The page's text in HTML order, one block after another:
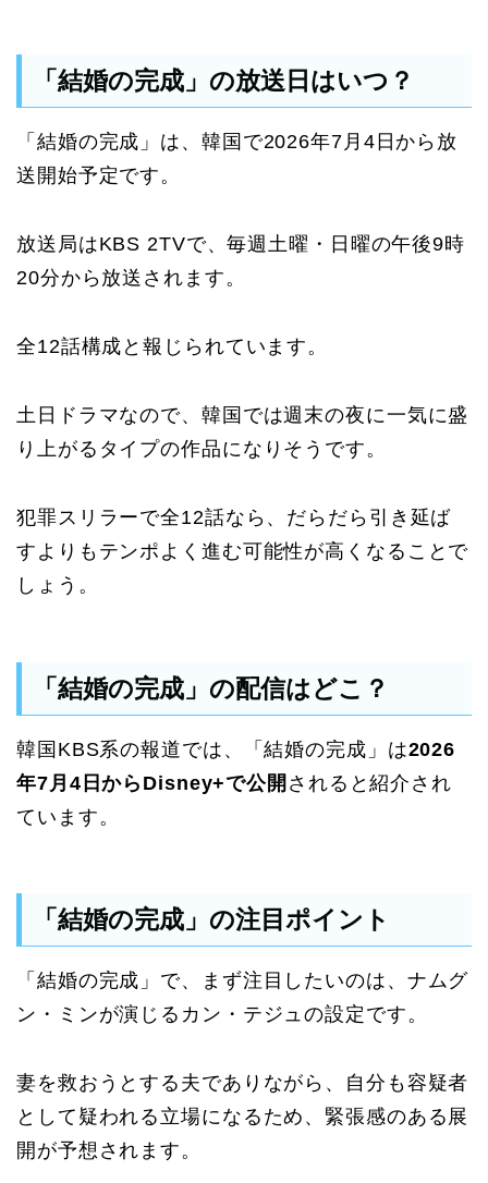
「結婚の完成」の放送日はいつ？
「結婚の完成」は、韓国で2026年7月4日から放
送開始予定です。
放送局はKBS 2TVで、毎週土曜・日曜の午後9時
20分から放送されます。
全12話構成と報じられています。
土日ドラマなので、韓国では週末の夜に一気に盛
り上がるタイプの作品になりそうです。
犯罪スリラーで全12話なら、だらだら引き延ば
すよりもテンポよく進む可能性が高くなることで
しょう。
「結婚の完成」の配信はどこ？
韓国KBS系の報道では、「結婚の完成」は2026
年7月4日からDisney+で公開 されると紹介され
ています。
「結婚の完成」の注目ポイント
「結婚の完成」で、まず注目したいのは、ナムグ
ン・ミンが演じるカン・テジュの設定です。
妻を救おうとする夫でありながら、自分も容疑者
として疑われる立場になるため、緊張感のある展
開が予想されます。